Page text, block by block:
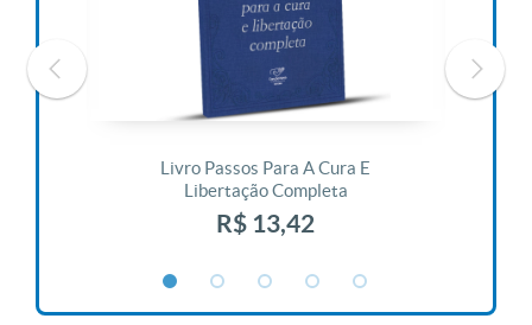
Livro Passos Para A Cura E
Libertação Completa
R$ 13,42